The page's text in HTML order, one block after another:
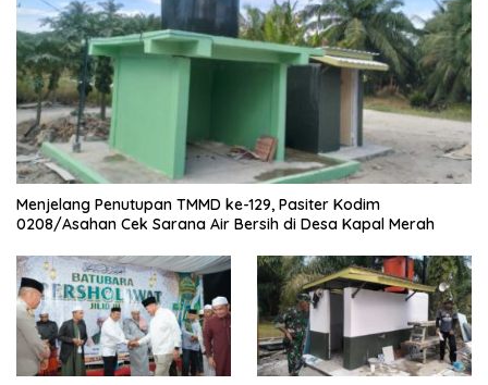
Menjelang Penutupan TMMD ke-129, Pasiter Kodim
0208/Asahan Cek Sarana Air Bersih di Desa Kapal Merah